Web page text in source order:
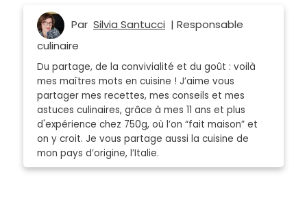
Par Silvia Santucci | Responsable
culinaire
Du partage, de la convivialité et du goût : voilà
mes maîtres mots en cuisine ! J’aime vous
partager mes recettes, mes conseils et mes
astuces culinaires, grâce à mes 11 ans et plus
d'expérience chez 750g, où l’on “fait maison” et
on y croit. Je vous partage aussi la cuisine de
mon pays d’origine, l’Italie.